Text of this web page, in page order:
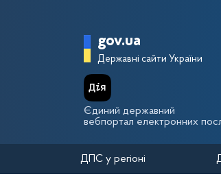
Головна
gov.ua
Державні сайти України
Єдиний державний
вебпортал електронних
ДПС у регіоні